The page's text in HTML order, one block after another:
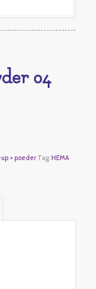
04
> poeder Tag: HEMA